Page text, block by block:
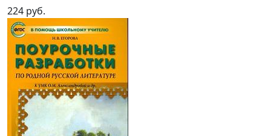
224 руб.